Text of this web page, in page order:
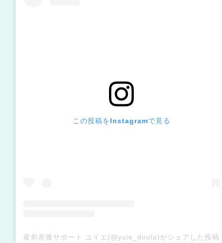
この投稿をInstagramで見る
産前産後サポート ユイエ(@yuie_doula)がシェアした投稿